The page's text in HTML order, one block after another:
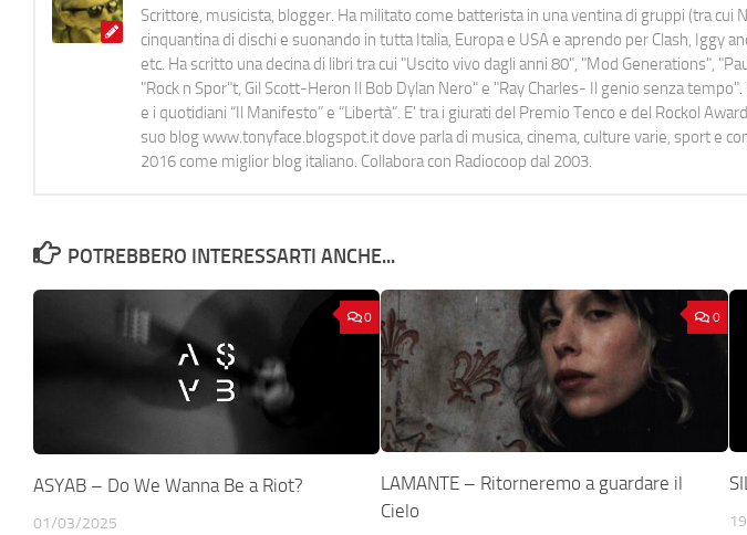
Scrittore, musicista, blogger. Ha militato come batterista in una ventina di gruppi (tra cui
cinquantina di dischi e suonando in tutta Italia, Europa e USA e aprendo per Clash, Iggy
etc. Ha scritto una decina di libri tra cui "Uscito vivo dagli anni 80", "Mod Generations",
"Rock n Spor"t, Gil Scott-Heron Il Bob Dylan Nero" e "Ray Charles- Il genio senza tempo".
e i quotidiani “Il Manifesto” e “Libertà”. E' tra i giurati del Premio Tenco e del Rockol
suo blog www.tonyface.blogspot.it dove parla di musica, cinema, culture varie, sport e
2016 come miglior blog italiano. Collabora con Radiocoop dal 2003.
POTREBBERO INTERESSARTI ANCHE...
0
ASYAB – Do We Wanna Be a Riot?
01/03/2025
0
LAMANTE – Ritorneremo a guardare il
Cielo